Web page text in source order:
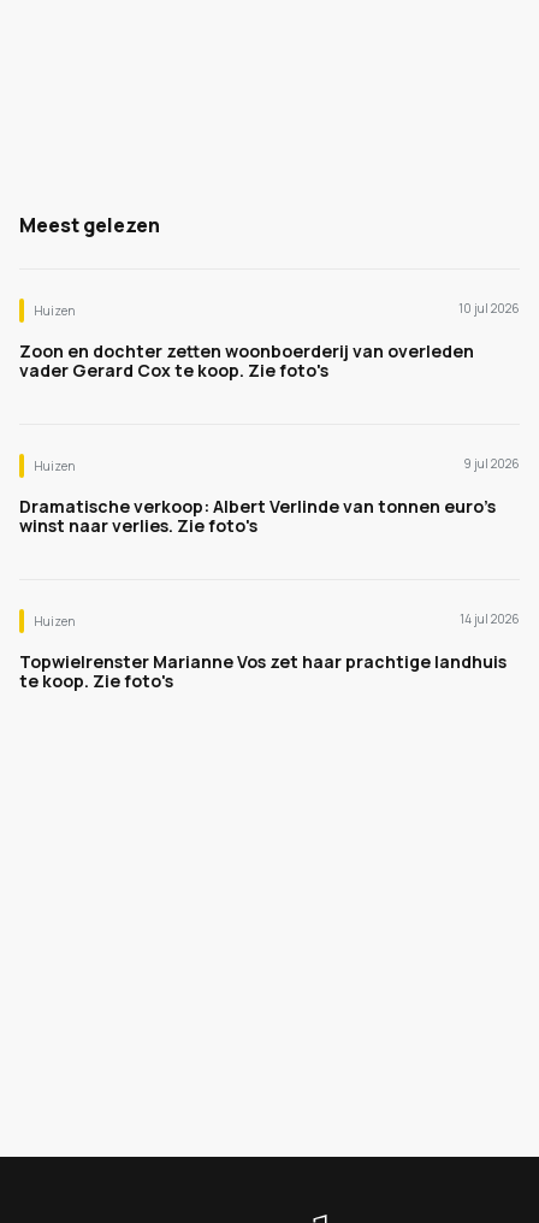
Meest gelezen
Huizen 10 jul 2026
Zoon en dochter zetten woonboerderij van overleden
vader Gerard Cox te koop. Zie foto's
Huizen 9 jul 2026
Dramatische verkoop: Albert Verlinde van tonnen euro's
winst naar verlies. Zie foto's
Huizen 14 jul 2026
Topwielrenster Marianne Vos zet haar prachtige landhuis
te koop. Zie foto's